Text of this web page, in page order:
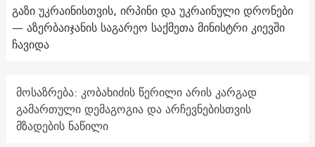
გაზი უკრაინისთვის, ირპინი და უკრაინული დრონები
— აზერბაიჯანის საგარეო საქმეთა მინისტრი კიევში
ჩავიდა
მოსაზრება: კობახიძის წერილი არის კარგად
გამართული დემაგოგია და არჩევნებისთვის
მზადების ნაწილი